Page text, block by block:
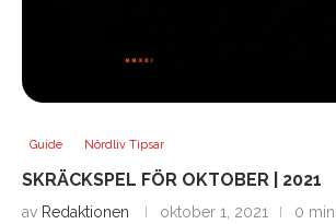
Guide Nördliv Tipsar
SKRÄCKSPEL FÖR OKTOBER | 2021
av Redaktionen oktober 1, 2021 0